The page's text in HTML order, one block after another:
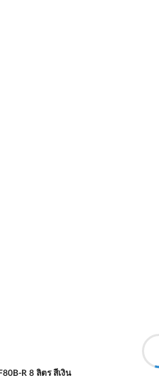
R 8 ลิตร สีเงิน